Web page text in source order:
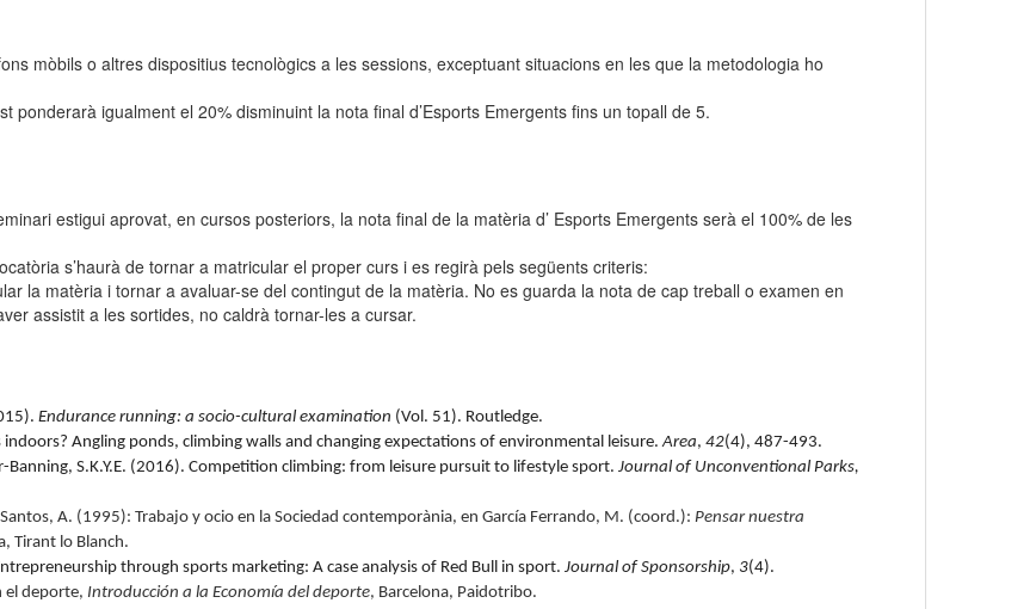
mòbils o altres dispositius tecnològics a les sessions, exceptuant situacions en les que la metodologia ho
ponderarà igualment el 20% disminuint la nota final d’Esports Emergents fins un topall de 5.
estigui aprovat, en cursos posteriors, la nota final de la matèria d’ Esports Emergents serà el 100% de les
s’haurà de tornar a matricular el proper curs i es regirà pels següents criteris:
la matèria i tornar a avaluar-se del contingut de la matèria. No es guarda la nota de cap treball o examen en
assistit a les sortides, no caldrà tornar-les a cursar.
Endurance running: a socio-cultural examination (Vol. 51). Routledge.
Angling ponds, climbing walls and changing expectations of environmental leisure.Area, 42(4), 487-493.
Banning, S.K.Y.E. (2016). Competition climbing: from leisure pursuit to lifestyle sport. Journal of Unconventional Parks,
A. (1995): Trabajo y ocio en la Sociedad contemporània, en García Ferrando, M. (coord.): Pensar nuestra
Tirant lo Blanch.
through sports marketing: A case analysis of Red Bull in sport. Journal of Sponsorship, 3(4).
el deporte, Introducción a la Economía del deporte, Barcelona, Paidotribo.